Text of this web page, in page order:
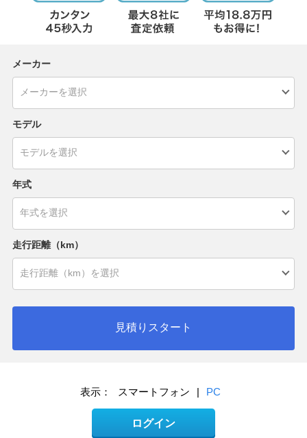
メーカー
モデル
年式
走行距離（km）
見積りスタート
表示： スマートフォン | PC
ログイン